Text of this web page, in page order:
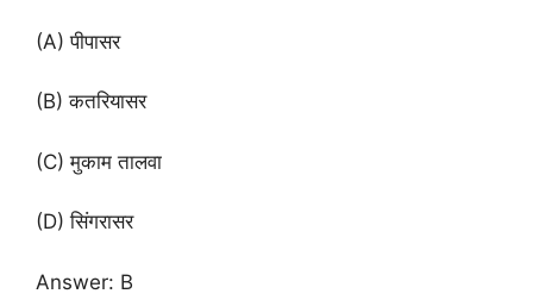
(A) पीपासर
(B) कतरियासर
(C) मुकाम तालवा
(D) सिंगरासर
Answer: B